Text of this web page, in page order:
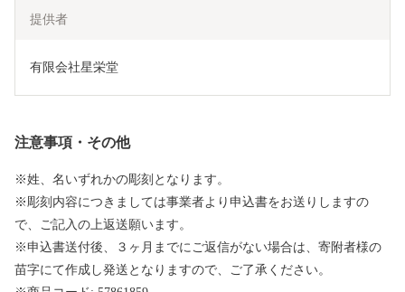
提供者
有限会社星栄堂
注意事項・その他
※姓、名いずれかの彫刻となります。
※彫刻内容につきましては事業者より申込書をお送りしますの
で、ご記入の上返送願います。
※申込書送付後、３ヶ月までにご返信がない場合は、寄附者様の
苗字にて作成し発送となりますので、ご了承ください。